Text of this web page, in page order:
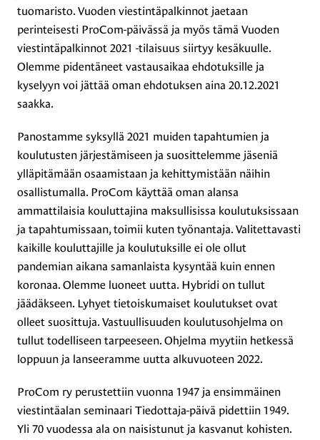
tuomaristo. Vuoden viestintäpalkinnot jaetaan
perinteisesti ProCom-päivässä ja myös tämä Vuoden
viestintäpalkinnot 2021 -tilaisuus siirtyy kesäkuulle.
Olemme pidentäneet vastausaikaa ehdotuksille ja
kyselyyn voi jättää oman ehdotuksen aina 20.12.2021
saakka.
Panostamme syksyllä 2021 muiden tapahtumien ja
koulutusten järjestämiseen ja suosittelemme jäseniä
ylläpitämään osaamistaan ja kehittymistään näihin
osallistumalla. ProCom käyttää oman alansa
ammattilaisia kouluttajina maksullisissa koulutuksissaan
ja tapahtumissaan, toimii kuten työnantaja. Valitettavasti
kaikille kouluttajille ja koulutuksille ei ole ollut
pandemian aikana samanlaista kysyntää kuin ennen
koronaa. Olemme luoneet uutta. Hybridi on tullut
jäädäkseen. Lyhyet tietoiskumaiset koulutukset ovat
olleet suosittuja. Vastuullisuuden koulutusohjelma on
tullut todelliseen tarpeeseen. Ohjelma myytiin hetkessä
loppuun ja lanseeramme uutta alkuvuoteen 2022.
ProCom ry perustettiin vuonna 1947 ja ensimmäinen
viestintäalan seminaari Tiedottaja-päivä pidettiin 1949.
Yli 70 vuodessa ala on naisistunut ja kasvanut kohisten.